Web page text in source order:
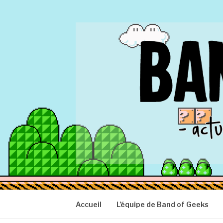
BAND OF
Actu Geek d'hier et d'aujourd'hui
Accueil L’équipe de Band of Geeks